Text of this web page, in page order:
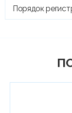
Порядок